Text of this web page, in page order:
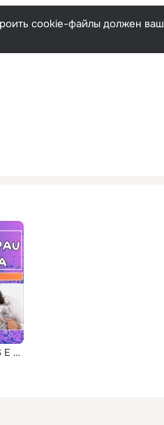
Русский
cookie-файлы должен ваш
AO VIVO NO CANTOS E CONTOS